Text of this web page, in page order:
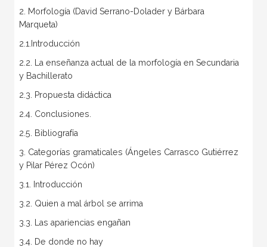
2. Morfología (David Serrano-Dolader y Bárbara
Marqueta)
2.1.Introducción
2.2. La enseñanza actual de la morfología en Secundaria
y Bachillerato
2.3. Propuesta didáctica
2.4. Conclusiones.
2.5. Bibliografía
3. Categorías gramaticales (Ángeles Carrasco Gutiérrez
y Pilar Pérez Ocón)
3.1. Introducción
3.2. Quien a mal árbol se arrima
3.3. Las apariencias engañan
3.4. De donde no hay